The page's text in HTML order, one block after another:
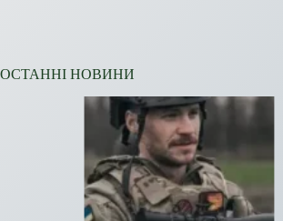
ОСТАННІ НОВИНИ